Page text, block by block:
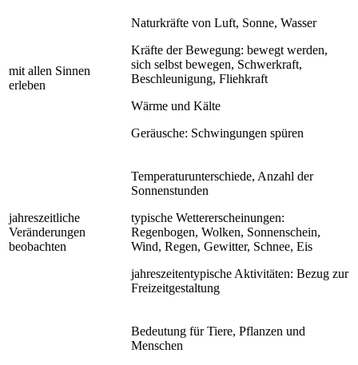
mit allen Sinnen
erleben
Naturkräfte von Luft, Sonne, Wasser
Kräfte der Bewegung: bewegt werden,
sich selbst bewegen, Schwerkraft,
Beschleunigung, Fliehkraft
Wärme und Kälte
Geräusche: Schwingungen spüren
jahreszeitliche
Veränderungen
beobachten
Temperaturunterschiede, Anzahl der
Sonnenstunden
typische Wettererscheinungen:
Regenbogen, Wolken, Sonnenschein,
Wind, Regen, Gewitter, Schnee, Eis
jahreszeitentypische Aktivitäten: Bezug zur
Freizeitgestaltung
Bedeutung für Tiere, Pflanzen und
Menschen